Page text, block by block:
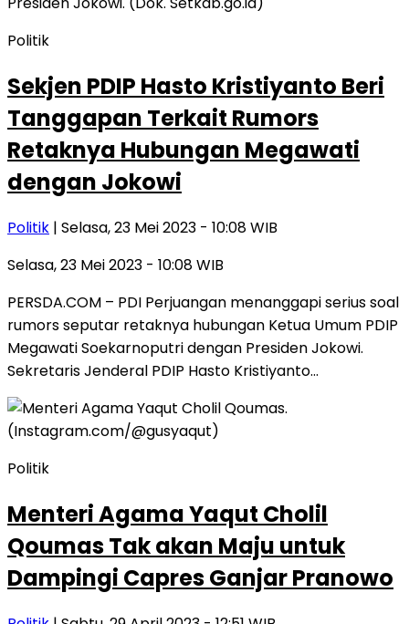
Politik
Sekjen PDIP Hasto Kristiyanto Beri
Tanggapan Terkait Rumors
Retaknya Hubungan Megawati
dengan Jokowi
Politik | Selasa, 23 Mei 2023 - 10:08 WIB
Selasa, 23 Mei 2023 - 10:08 WIB
PERSDA.COM – PDI Perjuangan menanggapi serius soal
rumors seputar retaknya hubungan Ketua Umum PDIP
Megawati Soekarnoputri dengan Presiden Jokowi.
Sekretaris Jenderal PDIP Hasto Kristiyanto…
Politik
Menteri Agama Yaqut Cholil
Qoumas Tak akan Maju untuk
Dampingi Capres Ganjar Pranowo